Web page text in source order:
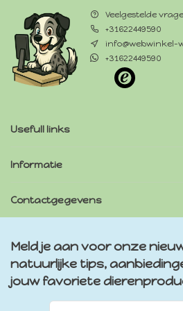
Veelgestelde
+31622449590
info@webwinkel-
+31622449590
Usefull links
Informatie
Contactgegevens
Meld je aan voor onze
natuurlijke tips,
jouw favoriete